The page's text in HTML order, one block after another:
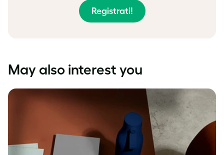
Registrati!
May also interest you